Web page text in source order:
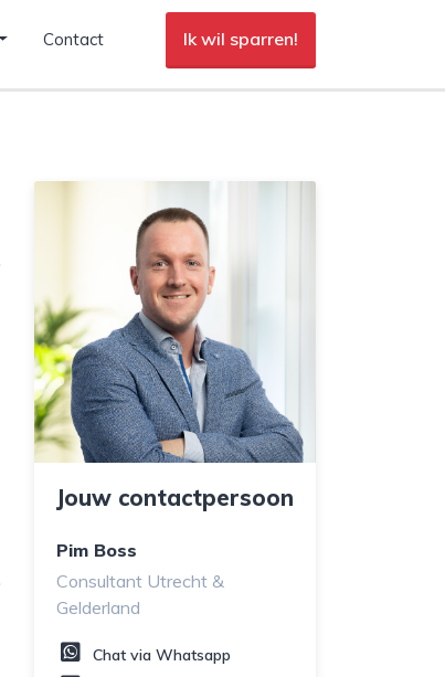
Contact Ik wil sparren!
Jouw contactpersoon
Pim Boss
Consultant Utrecht &
Gelderland
Chat via Whatsapp